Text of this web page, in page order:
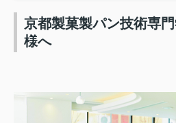
京都製菓製パン技術専
様へ